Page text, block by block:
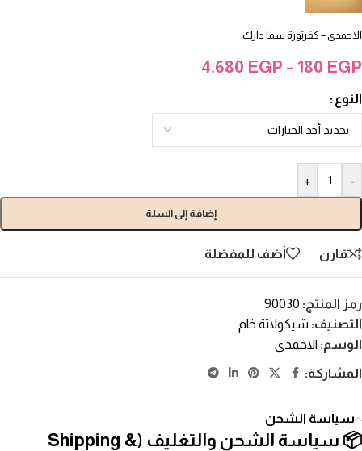
الاحمدى – كفرتورة سما دارك
180 EGP
–
4.680 EGP
النوع
-
+
إضافة إلى السلة
قارن أضف للمفضلة
رمز المنتج: 90030
التصنيف: شيكولاتة خام
الوسم: الاحمدى
المشاركة:
سياسة الشحن
📦 سياسة الشحن والتغليف (Shipping &